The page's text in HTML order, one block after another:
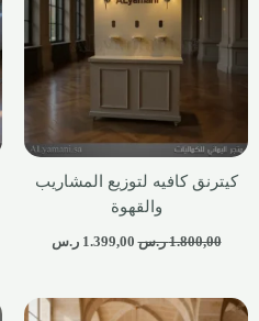
كيترنق كافيه لتوزيع المشاريب
والقهوة
1.800,00 ر.س 1.399,00 ر.س